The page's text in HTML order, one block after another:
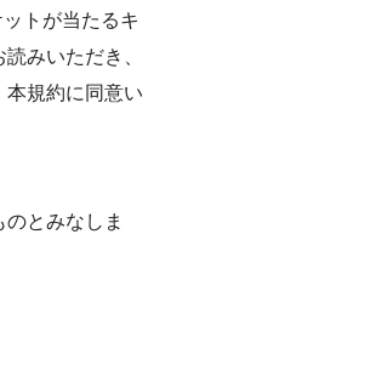
トが当たるキ
みいただき、
規約に同意い
とみなしま